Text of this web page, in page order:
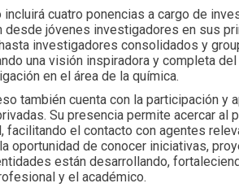
incluirá cuatro ponencias a cargo de
desde jóvenes investigadores en sus
investigadores consolidados y
una visión inspiradora y completa
en el área de la química.
también cuenta con la participación y
Su presencia permite acercar al
facilitando el contacto con agentes
oportunidad de conocer iniciativas,
están desarrollando,
y el académico.